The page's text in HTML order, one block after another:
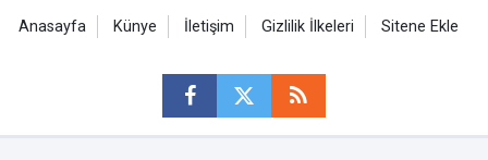
Anasayfa Künye İletişim Gizlilik İlkeleri Sitene Ekle